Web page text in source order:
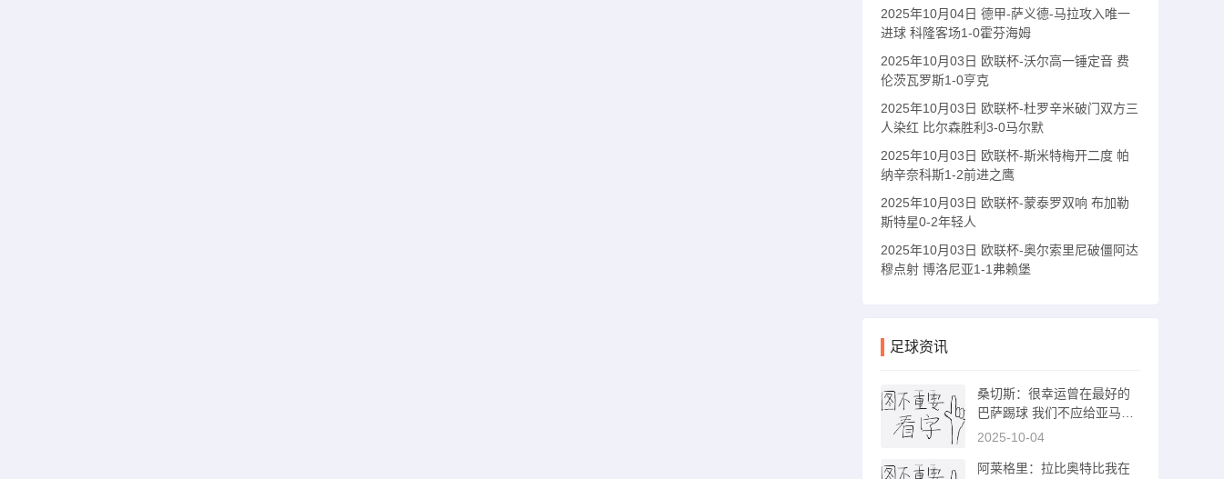
2025年10月04日 德甲-萨义德-马拉攻入唯一
进球 科隆客场1-0霍芬海姆
2025年10月03日 欧联杯-沃尔高一锤定音 费
伦茨瓦罗斯1-0亨克
2025年10月03日 欧联杯-杜罗辛米破门双方三
人染红 比尔森胜利3-0马尔默
2025年10月03日 欧联杯-斯米特梅开二度 帕
纳辛奈科斯1-2前进之鹰
2025年10月03日 欧联杯-蒙泰罗双响 布加勒
斯特星0-2年轻人
2025年10月03日 欧联杯-奥尔索里尼破僵阿达
穆点射 博洛尼亚1-1弗赖堡
足球资讯
桑切斯：很幸运曾在最好的
巴萨踢球 我们不应给亚马尔
太大压力
2025-10-04
阿莱格里：拉比奥特比我在